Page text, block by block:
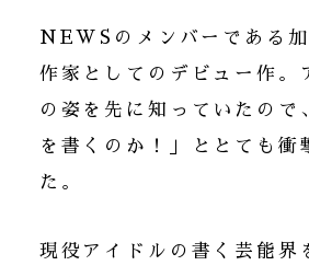
NEWSのメンバーである
作家としてのデビュー作。
の姿を先に知っていたので
を書くのか！」ととても衝
た。
現役アイドルの書く芸能界